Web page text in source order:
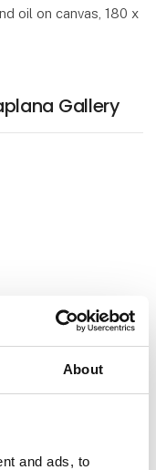
About
and ads, to
oil on canvas, 180 x
Gallery